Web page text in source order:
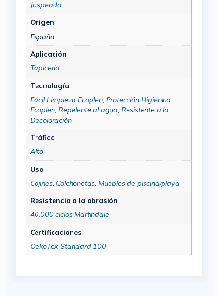
Jaspeada
Origen
España
Aplicación
Tapicería
Tecnología
Fácil Limpieza Ecoplen, Protección Higiénica
Ecoplen, Repelente al agua, Resistente a la
Decoloración
Tráfico
Alto
Uso
Cojines, Colchonetas, Muebles de piscina/playa
Resistencia a la abrasión
40.000 ciclos Martindale
Certificaciones
OekoTex Standard 100